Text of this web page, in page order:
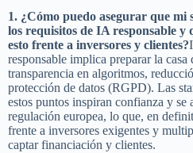
1. ¿Cómo puedo asegurar que mi
los requisitos de IA responsable y
esto frente a inversores y clientes?
responsable implica preparar la casa
transparencia en algoritmos,
protección de datos (RGPD). Las
estos puntos inspiran confianza y se
regulación europea, lo que, en
frente a inversores exigentes y
captar financiación y clientes.